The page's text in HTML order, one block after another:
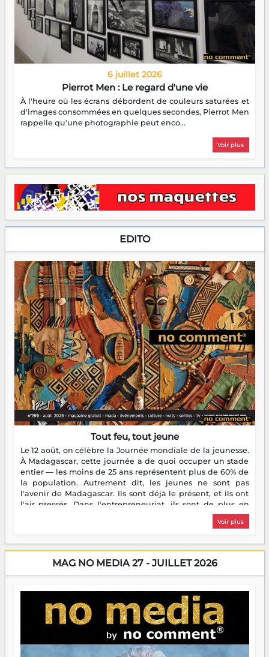
6 juillet 2026
Pierrot Men : Le regard d'une vie
À l'heure où les écrans débordent de couleurs saturées et
d'images consommées en quelques secondes, Pierrot Men
rappelle qu'une photographie peut enco...
Voir plus
EDITO
Tout feu, tout jeune
Le 12 août, on célèbre la Journée mondiale de la jeunesse.
À Madagascar, cette journée a de quoi occuper un stade
entier — les moins de 25 ans représentent plus de 60% de
la population. Autrement dit, les jeunes ne sont pas
l'avenir de Madagascar. Ils sont déjà le présent, et ils ont
l'air pressés. Dans l'entrepreneuriat, ils sont de plus en
plus nombreux à se lancer, à créer, à risquer — souvent
sans filet, souvent sans aide, mais toujours avec cette
encore meilleures. Aina Rasamoelina vient de décrocher le
Prix RFI Instrumental Afrique. Miangaly Elia rafle le Prix
jeunes qui tiennent la torche. Alors oui, on pourrait
s'arrêter là, applaudir et rentrer chez soi satisfait. Mais ce
serait passer à côté d'une chose essentielle. La fougue, ça
brûle fort — et parfois, ça brûle vite. Une flamme sans
direction peut éclairer autant qu'elle peut consumer. C'est
là que les aînés entrent en scène — pas pour reprendre le
Voir plus
MAG NO MEDIA 27 - JUILLET 2026